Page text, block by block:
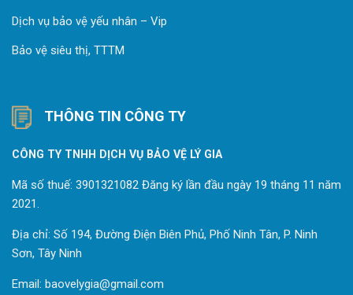
Dịch vụ bảo vệ yếu nhân – Vip
Bảo vệ siêu thị, TTTM
THÔNG TIN CÔNG TY
CÔNG TY TNHH DỊCH VỤ BẢO VỆ LÝ GIA
Mã số thuế: 3901321082 Đăng ký lần đầu ngày 19 tháng 11 năm
2021.
Địa chỉ: Số 194, Đường Điện Biên Phủ, Phố Ninh Tân, P. Ninh
Sơn, Tây Ninh
Email: baovelygia@gmail.com